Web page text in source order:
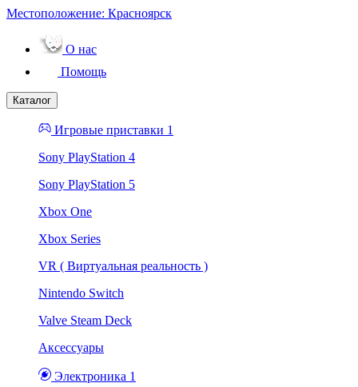
Местоположение: Красноярск
О нас
Помощь
Каталог
Игровые приставки 1
Sony PlayStation 4
Sony PlayStation 5
Xbox One
Xbox Series
VR ( Виртуальная реальность )
Nintendo Switch
Valve Steam Deck
Аксессуары
Электроника 1